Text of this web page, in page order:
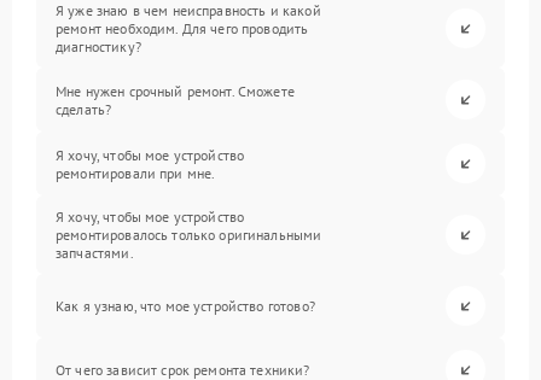
Я уже знаю в чем неисправность и какой
ремонт необходим. Для чего проводить
диагностику?
Мне нужен срочный ремонт. Сможете
сделать?
Я хочу, чтобы мое устройство
ремонтировали при мне.
Я хочу, чтобы мое устройство
ремонтировалось только оригинальными
запчастями.
Как я узнаю, что мое устройство готово?
От чего зависит срок ремонта техники?